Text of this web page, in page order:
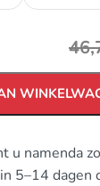
u namenda
5–14 dagen